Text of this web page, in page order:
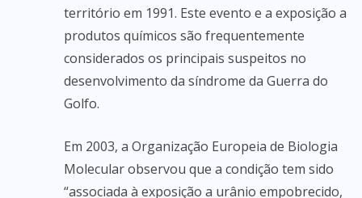
território em 1991. Este evento e a exposição a
produtos químicos são frequentemente
considerados os principais suspeitos no
desenvolvimento da síndrome da Guerra do
Golfo.
Em 2003, a Organização Europeia de Biologia
Molecular observou que a condição tem sido
“associada à exposição a urânio empobrecido,